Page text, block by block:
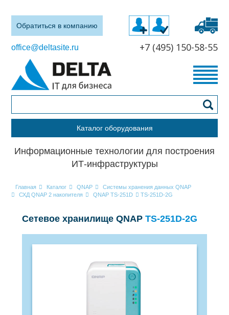
Обратиться в компанию
office@deltasite.ru +7 (495) 150-58-55
Каталог оборудования
Информационные технологии для построения
ИТ-инфраструктуры
Главная Каталог QNAP
Системы хранения данных QNAP
СХД QNAP 2 накопителя
QNAP TS-251D TS-251D-2G
Cетевое хранилище QNAP TS-251D-2G